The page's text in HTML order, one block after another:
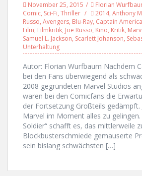
November 25, 2015 Florian
Comic, Sci-Fi, Thriller 2014, Anthony
Russo, Avengers, Blu-Ray, Captain America
Film, Filmkritik, Joe Russo, Kino, Kritik,
Samuel L. Jackson, Scarlett Johanson,
Unterhaltung
Autor: Florian Wurfbaum Nachdem
bei den Fans überwiegend als
2008 gegründeten Marvel Studios
waren bei den Comicfans die
der Fortsetzung Großteils gedämpft.
Marvel im Moment alles zu
Soldier“ schafft es, das mittlerweile
Blockbusterschmiede gemauserte
sein bislang schwächsten […]